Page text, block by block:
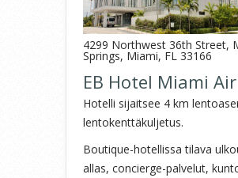
4299 Northwest 36th Street,
Springs, Miami, FL 33166
EB Hotel Miami
Hotelli sijaitsee 4 km
lentokenttäkuljetus.
Boutique-hotellissa tilava
allas, concierge-palvelut,